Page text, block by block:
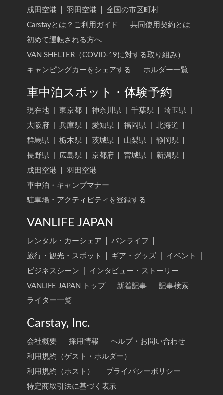
成田空港
羽田空港
全国の市区町村
Carstayとは？ご利用ガイド
共同使用契約とは
初めて運転される方へ
VAN SHELTER（COVID-19に対する取り組み）
キャンピングカーをシェアする
ホルダー一覧
車中泊スポット・体験予約
現在地 東京都 神奈川県 千葉県 埼玉県
大阪府
兵庫県 愛知県 福岡県 北海道
群馬県
栃木県 茨城県 山梨県 静岡県
長野県
広島県 京都府 宮城県 新潟県
成田空港
羽田空港
車中泊・キャンプマナー
駐車場・アクティビティを登録する
VANLIFE JAPAN
レンタル・カーシェア バンライフ
旅行・観光・スポット
ギア・グッズ イベント
ビジネスシーン
インタビュー・ストーリー
VANLIFE JAPAN トップ
新着記事
記事検索
ライター一覧
Carstay, Inc.
会社概要 採用情報
ヘルプ・お問い合わせ
利用規約（ゲスト・ホルダー）
利用規約（ホスト）
プライバシーポリシー
特定商取引法に基づく表示